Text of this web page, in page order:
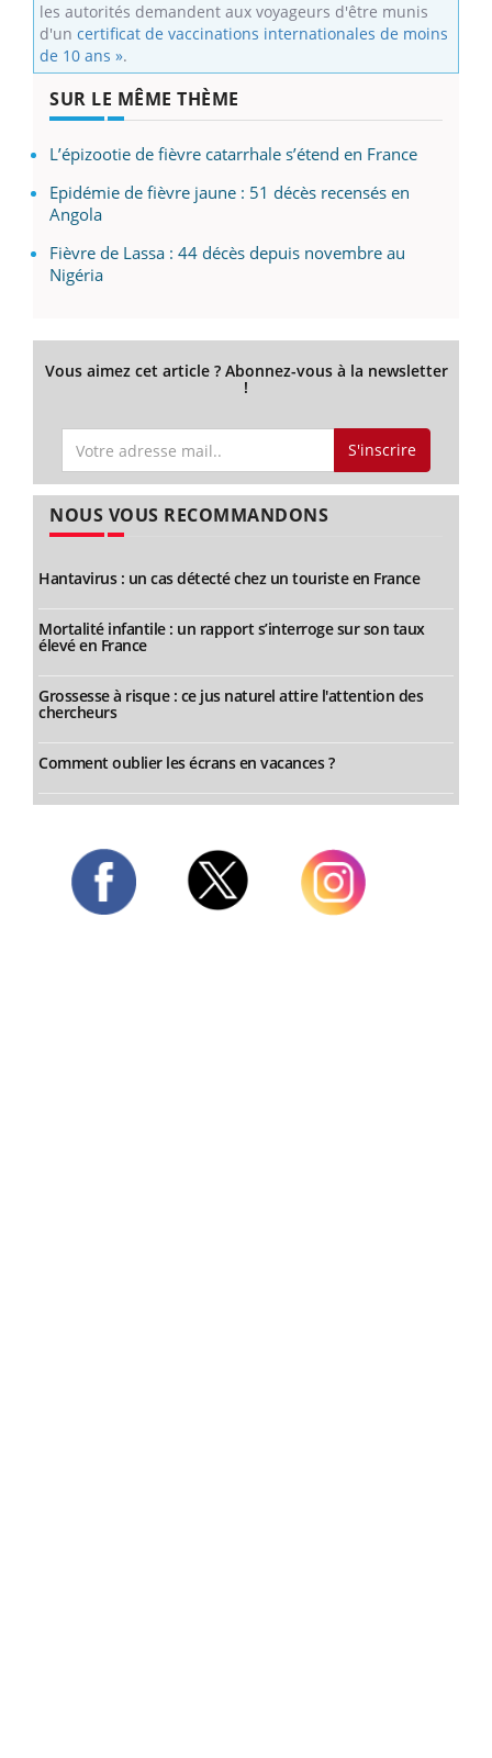
les autorités demandent aux voyageurs d'être munis
d'un certificat de vaccinations internationales de moins
de 10 ans ».
SUR LE MÊME THÈME
L’épizootie de fièvre catarrhale s’étend en France
Epidémie de fièvre jaune : 51 décès recensés en
Angola
Fièvre de Lassa : 44 décès depuis novembre au
Nigéria
Vous aimez cet article ? Abonnez-vous à la newsletter
!
S'inscrire
NOUS VOUS RECOMMANDONS
Hantavirus : un cas détecté chez un touriste en France
Mortalité infantile : un rapport s’interroge sur son taux
élevé en France
Grossesse à risque : ce jus naturel attire l'attention des
chercheurs
Comment oublier les écrans en vacances ?